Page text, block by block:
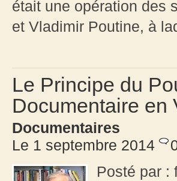
était une opération des
et Vladimir Poutine, à
Le Principe du
Documentaire en
Documentaires
Le 1 septembre 2014
Posté par